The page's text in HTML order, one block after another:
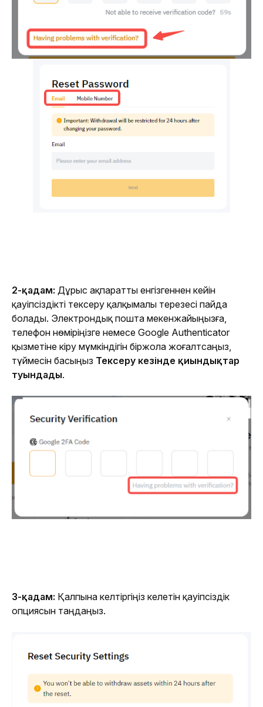
2-қадам: Дұрыс ақпаратты енгізгеннен кейін
қауіпсіздікті тексеру қалқымалы терезесі пайда
болады. Электрондық пошта мекенжайыңызға,
телефон нөміріңізге немесе Google Authenticator
қызметіне кіру мүмкіндігін біржола жоғалтсаңыз,
түймесін басыңыз Тексеру кезінде қиындықтар
туындады.
3-қадам: Қалпына келтіргіңіз келетін қауіпсіздік
опциясын таңдаңыз.